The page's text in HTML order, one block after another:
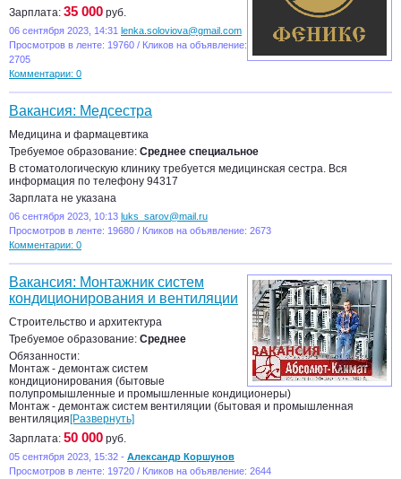
Зарплата: 35 000 руб.
06 сентября 2023, 14:31 lenka.soloviova@gmail.com
Просмотров в ленте: 19760 / Кликов на объявление:
2705
Комментарии: 0
Вакансия: Медсестра
Медицина и фармацевтика
Требуемое образование: Среднее специальное
В стоматологическую клинику требуется медицинская сестра. Вся
информация по телефону 94317
Зарплата не указана
06 сентября 2023, 10:13 luks_sarov@mail.ru
Просмотров в ленте: 19680 / Кликов на объявление: 2673
Комментарии: 0
Вакансия: Монтажник систем
кондиционирования и вентиляции
Строительство и архитектура
Требуемое образование: Среднее
Обязанности:
Монтаж - демонтаж систем
кондиционирования (бытовые
полупромышленные и промышленные кондиционеры)
Монтаж - демонтаж систем вентиляции (бытовая и промышленная
вентиляция[Развернуть]
Зарплата: 50 000 руб.
05 сентября 2023, 15:32 - Александр Коршунов
Просмотров в ленте: 19720 / Кликов на объявление: 2644